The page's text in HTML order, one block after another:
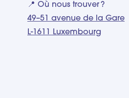
📍 Où nous trouver ?
49–51 avenue de la Gare
L-1611 Luxembourg